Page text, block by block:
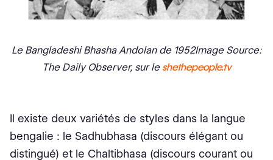
Le Bangladeshi Bhasha Andolan de 1952Image Source:
The Daily Observer, sur le shethepeople.tv
Il existe deux variétés de styles dans la langue
bengalie : le Sadhubhasa (discours élégant ou
distingué) et le Chaltibhasa (discours courant ou